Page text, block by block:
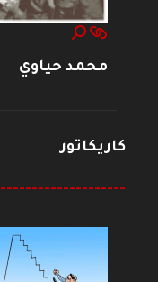
محمد حياوي
كاريكاتور
--------------------